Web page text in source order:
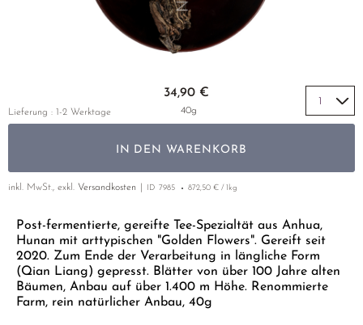
EMPFEHLUNGEN
GELBER TEE
EMPFEHLUNGEN
PHOENIX DANCONG
TIE GUAN YIN
SETS & GIFTS
EMPFEHLUNGEN
NACH SORTE
MATE TEE
AMAZONAS TEES
Post-fermentierte, gereifte Tee-Spezialtät aus Anhua,
Hunan mit arttypischen "Golden Flowers". Gereift seit
2020. Zum Ende der Verarbeitung in längliche Form
(Qian Liang) gepresst. Blätter von über 100 Jahre alten
Bäumen, Anbau auf über 1.400 m Höhe. Renommierte
Farm, rein natürlicher Anbau, 40g
34,90 €
40g
IN DEN WARENKORB
Lieferung : 1-2 Werktage
inkl. MwSt., exkl. Versandkosten ID 7985 872,50 € / 1kg